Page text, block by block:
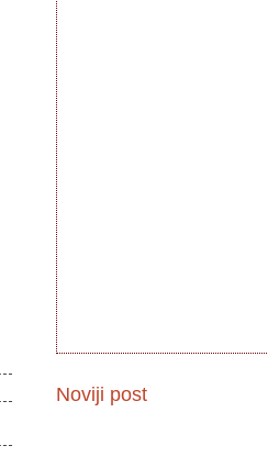
Noviji post